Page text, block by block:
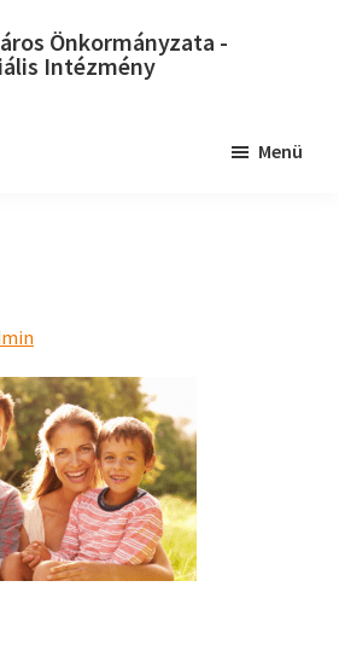
Önkormányzata -
Intézmény
Menü